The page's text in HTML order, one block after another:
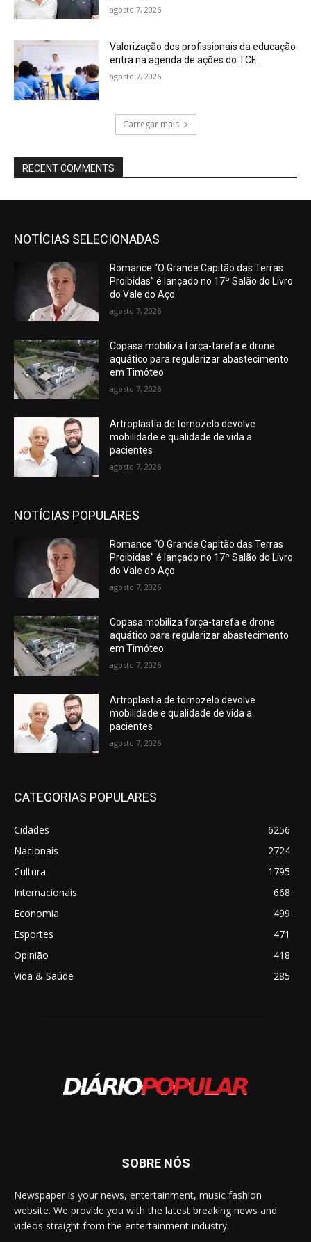
agosto 7, 2026
Valorização dos profissionais da educação
entra na agenda de ações do TCE
agosto 7, 2026
Carregar mais
RECENT COMMENTS
NOTÍCIAS SELECIONADAS
Romance “O Grande Capitão das Terras
Proibidas” é lançado no 17º Salão do Livro
do Vale do Aço
agosto 7, 2026
Copasa mobiliza força-tarefa e drone
aquático para regularizar abastecimento
em Timóteo
agosto 7, 2026
Artroplastia de tornozelo devolve
mobilidade e qualidade de vida a
pacientes
agosto 7, 2026
NOTÍCIAS POPULARES
Romance “O Grande Capitão das Terras
Proibidas” é lançado no 17º Salão do Livro
do Vale do Aço
agosto 7, 2026
Copasa mobiliza força-tarefa e drone
aquático para regularizar abastecimento
em Timóteo
agosto 7, 2026
Artroplastia de tornozelo devolve
mobilidade e qualidade de vida a
pacientes
agosto 7, 2026
CATEGORIAS POPULARES
Cidades
6256
Nacionais
2724
Cultura
1795
Internacionais
668
Economia
499
Esportes
471
Opinião
418
Vida & Saúde
285
SOBRE NÓS
Newspaper is your news, entertainment, music fashion
website. We provide you with the latest breaking news and
videos straight from the entertainment industry.